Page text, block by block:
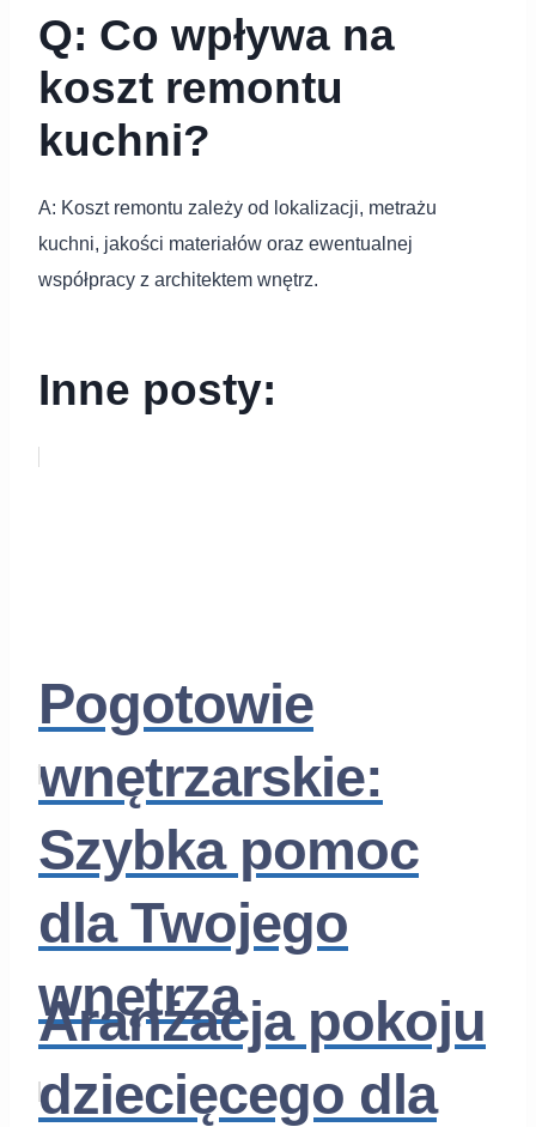
Q: Co wpływa na
koszt remontu
kuchni?
A: Koszt remontu zależy od lokalizacji, metrażu
kuchni, jakości materiałów oraz ewentualnej
współpracy z architektem wnętrz.
Inne posty:
Pogotowie
wnętrzarskie:
Szybka pomoc
dla Twojego
wnętrza
Aranżacja pokoju
dziecięcego dla